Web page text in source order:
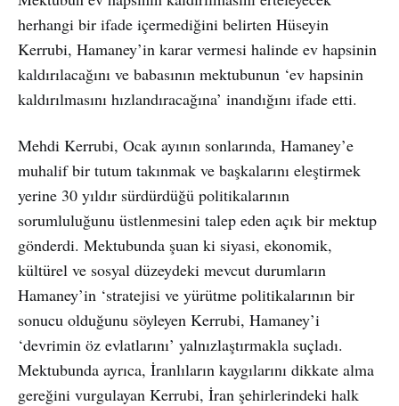
herhangi bir ifade içermediğini belirten Hüseyin
Kerrubi, Hamaney’in karar vermesi halinde ev hapsinin
kaldırılacağını ve babasının mektubunun ‘ev hapsinin
kaldırılmasını hızlandıracağına’ inandığını ifade etti.
Mehdi Kerrubi, Ocak ayının sonlarında, Hamaney’e
muhalif bir tutum takınmak ve başkalarını eleştirmek
yerine 30 yıldır sürdürdüğü politikalarının
sorumluluğunu üstlenmesini talep eden açık bir mektup
gönderdi. Mektubunda şuan ki siyasi, ekonomik,
kültürel ve sosyal düzeydeki mevcut durumların
Hamaney’in ‘stratejisi ve yürütme politikalarının bir
sonucu olduğunu söyleyen Kerrubi, Hamaney’i
‘devrimin öz evlatlarını’ yalnızlaştırmakla suçladı.
Mektubunda ayrıca, İranlıların kaygılarını dikkate alma
gereğini vurgulayan Kerrubi, İran şehirlerindeki halk